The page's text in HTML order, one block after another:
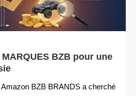
BZB pour une
BZB BRANDS a cherché